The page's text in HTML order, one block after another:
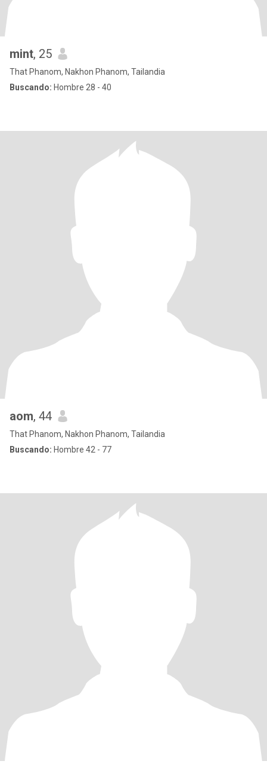
mint, 25
That Phanom, Nakhon Phanom, Tailandia
Buscando: Hombre 28 - 40
aom, 44
That Phanom, Nakhon Phanom, Tailandia
Buscando: Hombre 42 - 77